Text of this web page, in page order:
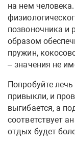
на нем
позвоночника и
образом
пружин,
– значения не
Попробуйте
привыкли, и
выгибается, а
соответствует
отдых будет